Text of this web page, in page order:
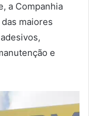
a Companhia
maiores
e